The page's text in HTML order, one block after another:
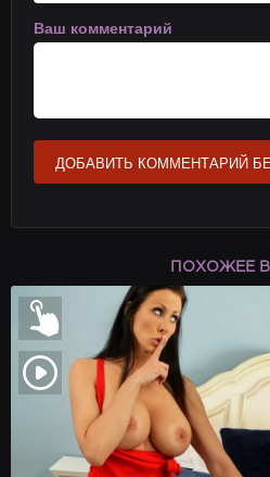
Ваш комментарий
ДОБАВИТЬ КОММЕНТАРИЙ
ПОХОЖЕЕ